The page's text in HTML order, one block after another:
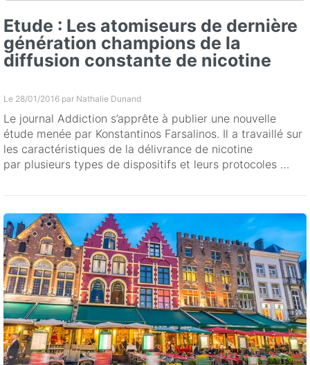
Etude : Les atomiseurs de dernière
génération champions de la
diffusion constante de nicotine
Le 28/01/2016 par Nathalie Dunand
Le journal Addiction s’apprête à publier une nouvelle
étude menée par Konstantinos Farsalinos. Il a travaillé sur
les caractéristiques de la délivrance de nicotine
par plusieurs types de dispositifs et leurs protocoles …